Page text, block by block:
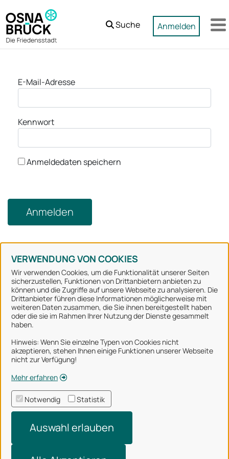
Zum Hauptinhalt springen
VERWENDUNG VON COOKIES
Wir verwenden Cookies, um die Funktionalität unserer Seiten
sicherzustellen, Funktionen von Drittanbietern anbieten zu
können und die Zugriffe auf unsere Webseite zu analysieren. Die
Drittanbieter führen diese Informationen möglicherweise mit
weiteren Daten zusammen, die Sie ihnen bereitgestellt haben
oder die sie im Rahmen Ihrer Nutzung der Dienste gesammelt
haben.
Hinweis: Wenn Sie einzelne Typen von Cookies nicht
akzeptieren, stehen Ihnen einige Funktionen unserer Webseite
nicht zur Verfügung!
Mehr erfahren
Notwendig Statistik
Auswahl erlauben
Suche Anmelden
Anmeldung
E-Mail-Adresse
Kennwort
Anmeldedaten speichern
Anmelden
Stadt Osnabrück
Alle Rechte vorbehalten
Über uns
Impressum
Datenschutzerklärung